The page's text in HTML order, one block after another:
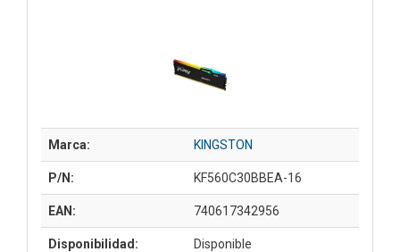
Marca: KINGSTON
P/N: KF560C30BBEA-16
EAN: 740617342956
Disponibilidad: Disponible